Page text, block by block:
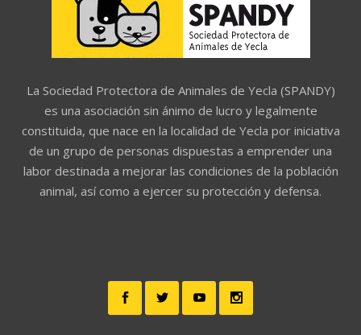
La Sociedad Protectora de Animales de Yecla (SPANDY)
es una asociación sin ánimo de lucro y legalmente
constituida, que nace en la localidad de Yecla por iniciativa
de un grupo de personas dispuestas a emprender una
labor destinada a mejorar las condiciones de la población
animal, así como a ejercer su protección y defensa.